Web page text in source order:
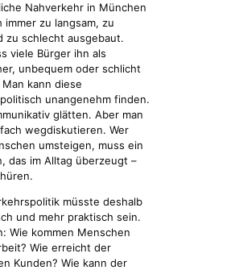
Nahverkehr in München
zu langsam, zu
zu schlecht ausgebaut.
viele Bürger ihn als
unbequem oder schlicht
kann diese
unangenehm finden.
glätten. Aber man
wegdiskutieren. Wer
umsteigen, muss ein
das im Alltag überzeugt –
müsste deshalb
und mehr praktisch sein.
Wie kommen Menschen
Wie erreicht der
Kunden? Wie kann der